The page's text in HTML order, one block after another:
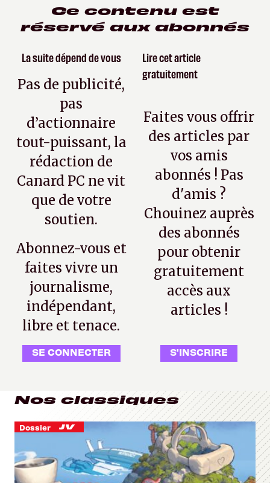
Ce contenu est
réservé aux abonnés
La suite dépend de vous
Pas de publicité,
pas
d’actionnaire
tout-puissant, la
rédaction de
Canard PC ne vit
que de votre
soutien.
Abonnez-vous et
faites vivre un
journalisme,
indépendant,
libre et tenace.
SE CONNECTER
Lire cet article
gratuitement
Faites vous offrir
des articles par
vos amis
abonnés ! Pas
d'amis ?
Chouinez auprès
des abonnés
pour obtenir
gratuitement
accès aux
articles !
S'INSCRIRE
Nos classiques
Dossier